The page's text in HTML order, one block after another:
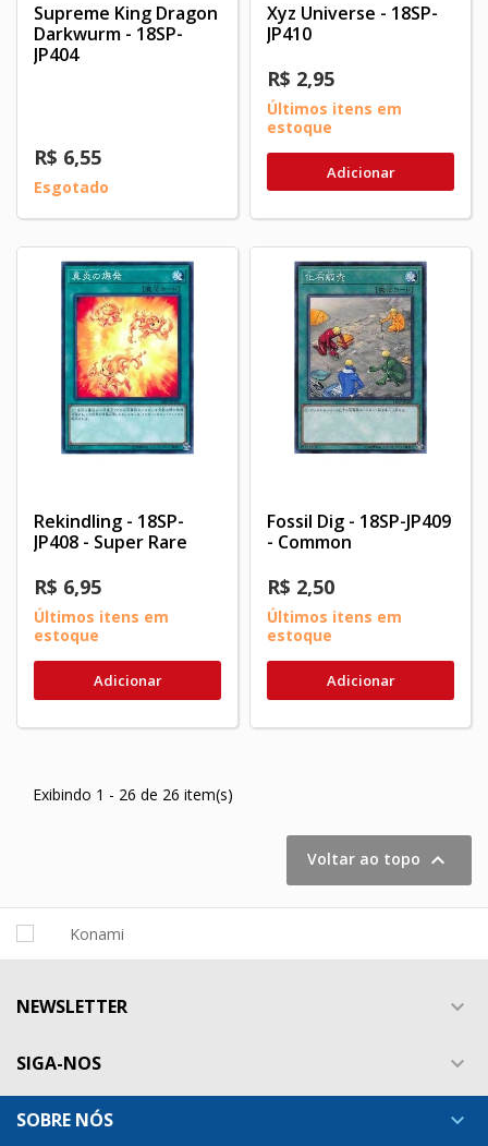
Supreme King Dragon
Darkwurm - 18SP-
JP404
R$ 6,55
Esgotado
Xyz Universe - 18SP-
JP410
R$ 2,95
Últimos itens em
estoque
Adicionar
Rekindling - 18SP-
JP408 - Super Rare
R$ 6,95
Últimos itens em
estoque
Adicionar
Fossil Dig - 18SP-JP409
- Common
R$ 2,50
Últimos itens em
estoque
Adicionar
Exibindo 1 - 26 de 26 item(s)
Voltar ao topo 
NEWSLETTER 
SIGA-NOS 
SOBRE NÓS 